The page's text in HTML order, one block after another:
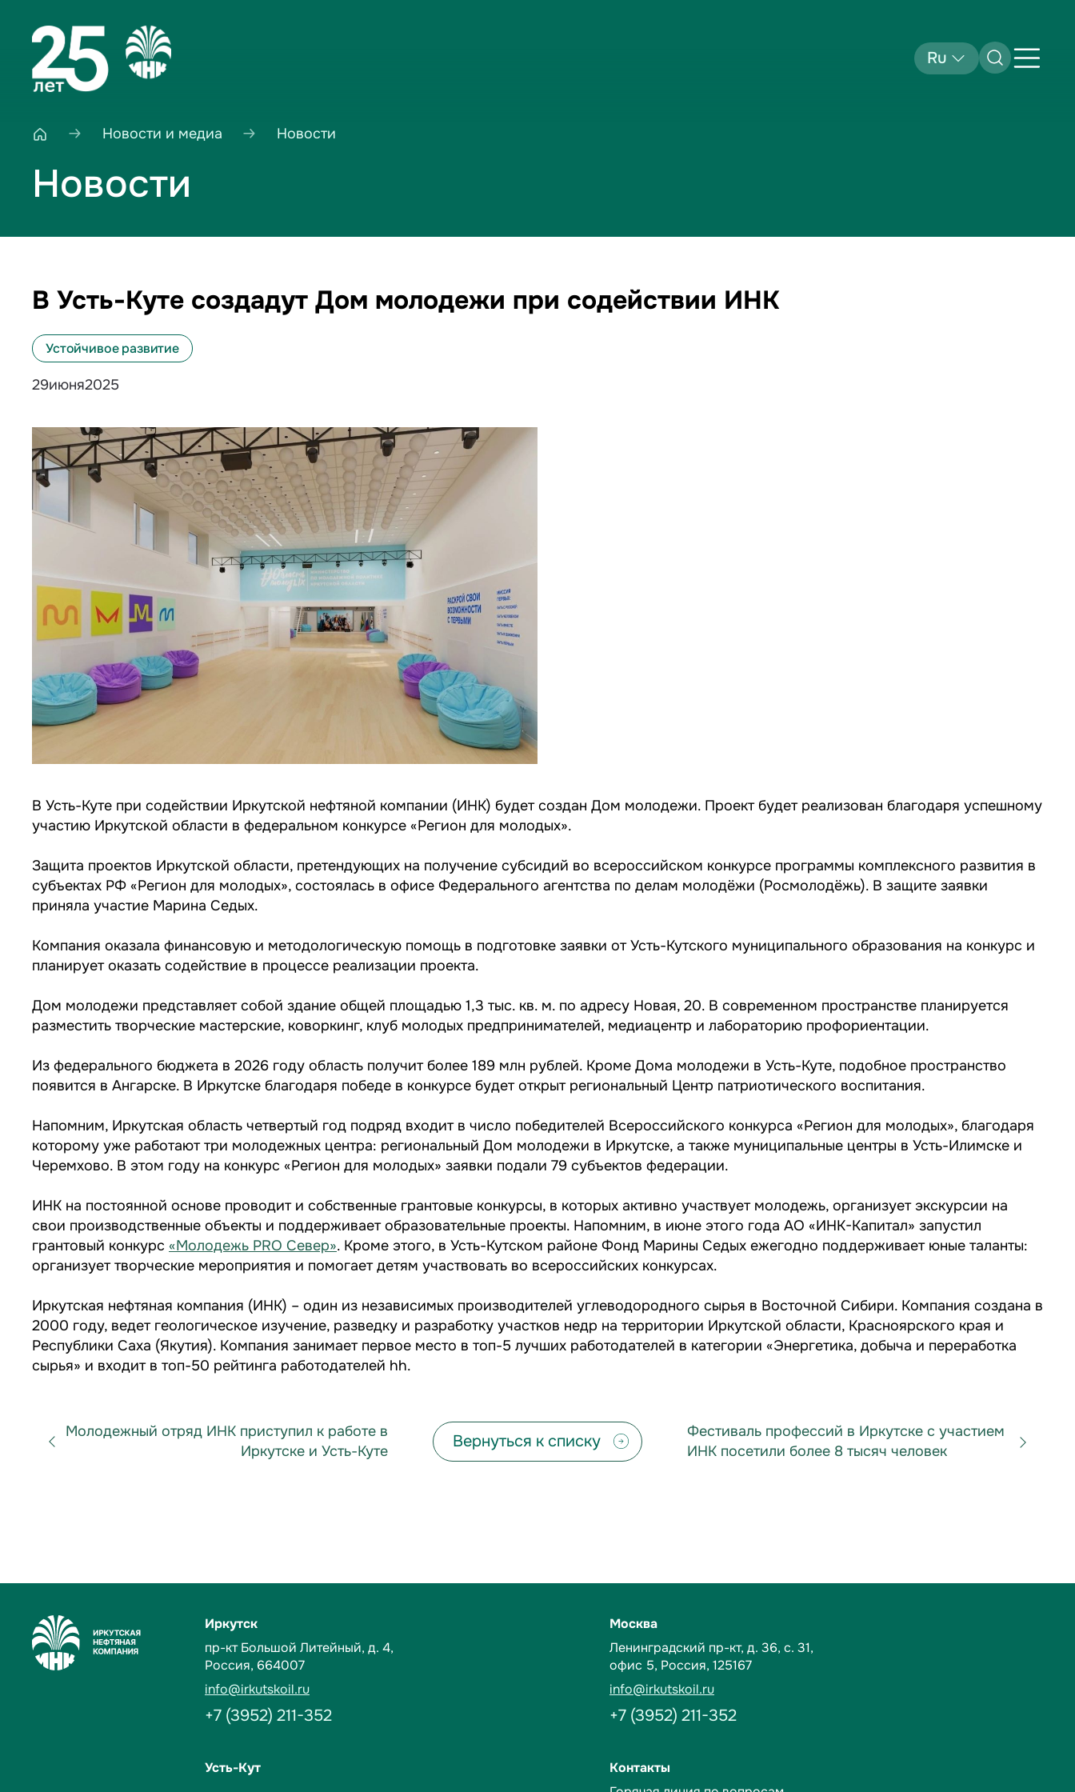
Ru
Новости и медиа Новости
Новости
В Усть-Куте создадут Дом молодежи при содействии ИНК
Устойчивое развитие
29июня2025
В Усть-Куте при содействии Иркутской нефтяной компании (ИНК) будет создан Дом молодежи. Проект будет реализован благодаря успешному
участию Иркутской области в федеральном конкурсе «Регион для молодых».
Защита проектов Иркутской области, претендующих на получение субсидий во всероссийском конкурсе программы комплексного развития в
субъектах РФ «Регион для молодых», состоялась в офисе Федерального агентства по делам молодёжи (Росмолодёжь). В защите заявки
приняла участие Марина Седых.
Компания оказала финансовую и методологическую помощь в подготовке заявки от Усть-Кутского муниципального образования на конкурс и
планирует оказать содействие в процессе реализации проекта.
Дом молодежи представляет собой здание общей площадью 1,3 тыс. кв. м. по адресу Новая, 20. В современном пространстве планируется
разместить творческие мастерские, коворкинг, клуб молодых предпринимателей, медиацентр и лабораторию профориентации.
Из федерального бюджета в 2026 году область получит более 189 млн рублей. Кроме Дома молодежи в Усть-Куте, подобное пространство
появится в Ангарске. В Иркутске благодаря победе в конкурсе будет открыт региональный Центр патриотического воспитания.
Напомним, Иркутская область четвертый год подряд входит в число победителей Всероссийского конкурса «Регион для молодых», благодаря
которому уже работают три молодежных центра: региональный Дом молодежи в Иркутске, а также муниципальные центры в Усть-Илимске и
Черемхово. В этом году на конкурс «Регион для молодых» заявки подали 79 субъектов федерации.
ИНК на постоянной основе проводит и собственные грантовые конкурсы, в которых активно участвует молодежь, организует экскурсии на
свои производственные объекты и поддерживает образовательные проекты. Напомним, в июне этого года АО «ИНК-Капитал» запустил
грантовый конкурс «Молодежь PRO Север». Кроме этого, в Усть-Кутском районе Фонд Марины Седых ежегодно поддерживает юные таланты:
организует творческие мероприятия и помогает детям участвовать во всероссийских конкурсах.
Иркутская нефтяная компания (ИНК) – один из независимых производителей углеводородного сырья в Восточной Сибири. Компания создана в
2000 году, ведет геологическое изучение, разведку и разработку участков недр на территории Иркутской области, Красноярского края и
Республики Саха (Якутия). Компания занимает первое место в топ-5 лучших работодателей в категории «Энергетика, добыча и переработка
сырья» и входит в топ-50 рейтинга работодателей hh.
Молодежный отряд ИНК приступил к работе в
Иркутске и Усть-Куте
Вернуться к списку
Фестиваль профессий в Иркутске с участием
ИНК посетили более 8 тысяч человек
Иркутск
пр-кт Большой Литейный, д. 4,
Россия, 664007
info@irkutskoil.ru
+7 (3952) 211-352
Москва
Ленинградский пр-кт, д. 36, c. 31,
офис 5, Россия, 125167
info@irkutskoil.ru
+7 (3952) 211-352
Усть-Кут
Контакты